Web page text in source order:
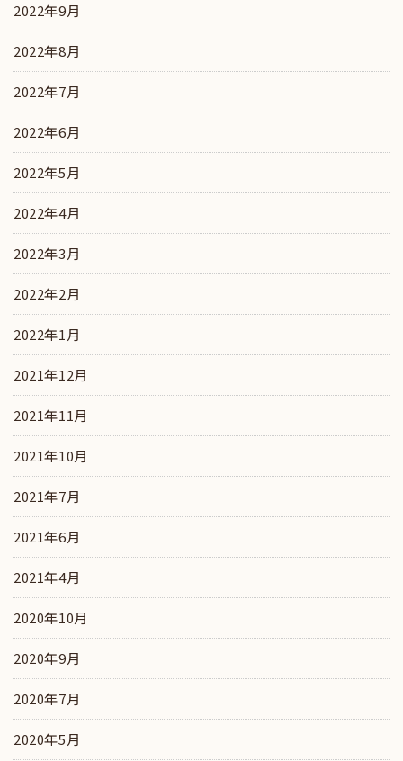
2022年9月
2022年8月
2022年7月
2022年6月
2022年5月
2022年4月
2022年3月
2022年2月
2022年1月
2021年12月
2021年11月
2021年10月
2021年7月
2021年6月
2021年4月
2020年10月
2020年9月
2020年7月
2020年5月